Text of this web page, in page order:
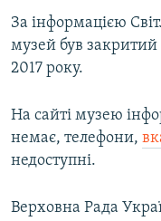
За інформацією
музей був закритий
2017 року.
На сайті музею
немає, телефони,
недоступні.
Верховна Рада